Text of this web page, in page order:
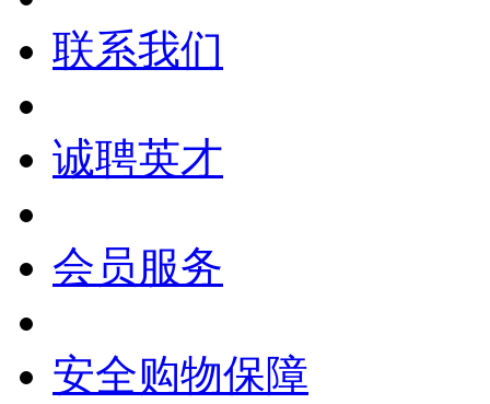
联系我们
诚聘英才
会员服务
安全购物保障